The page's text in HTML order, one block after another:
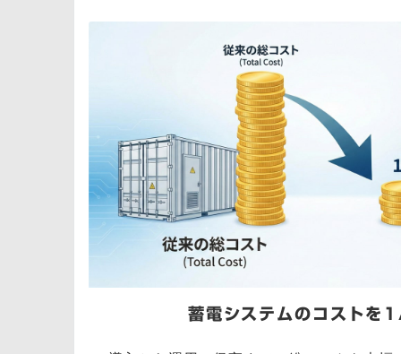
蓄電システムのコストを